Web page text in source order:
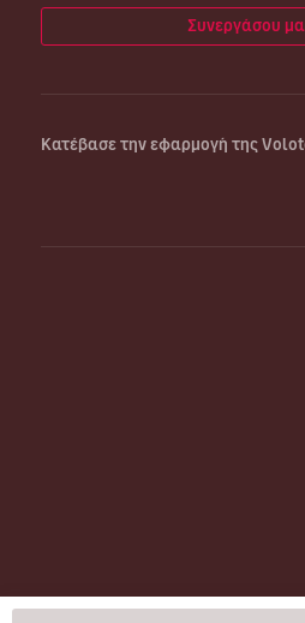
Συνεργάσου
Κατέβασε την εφαρμογή της